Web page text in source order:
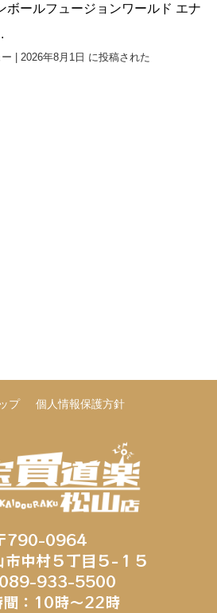
ールフュージョンワールド エナ
| 2026年8月1日 に投稿された
プ 個人情報保護方針
790-0964
中村５丁目５−１５
933-5500
間：10時～22時